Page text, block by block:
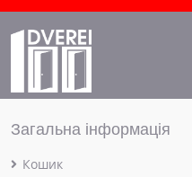
Загальна інформація
Кошик